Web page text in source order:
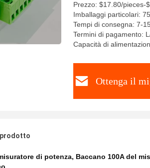
Prezzo: $17.80/pieces-
Imballaggi particolari:
Tempi di consegna: 7-
Termini di pagamento:
Capacità di
Ottenga il
di potenza, Baccano 100A del